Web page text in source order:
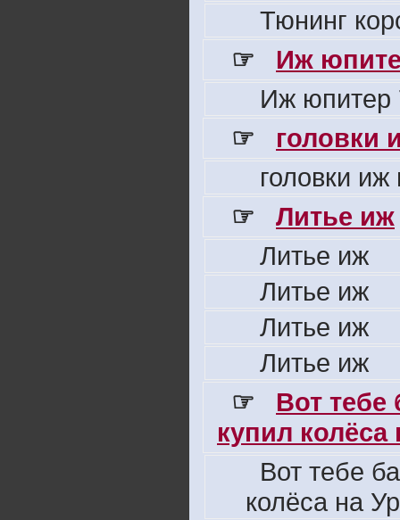
Тюнинг
☞
Иж
Иж юпитер
☞
головки
головки
☞
Литье иж
Литье иж
Литье иж
Литье иж
Литье иж
☞
Вот
купил колёса
Вот тебе
колёса на